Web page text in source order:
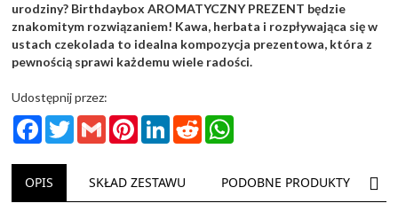
urodziny? Birthdaybox AROMATYCZNY PREZENT będzie
znakomitym rozwiązaniem! Kawa, herbata i rozpływająca się w
ustach czekolada to idealna kompozycja prezentowa, która z
pewnością sprawi każdemu wiele radości.
Udostępnij przez:
FacebookTwitterGmail PinterestLinkedInReddit
OPIS SKŁAD ZESTAWU PODOBNE PRODUKTY